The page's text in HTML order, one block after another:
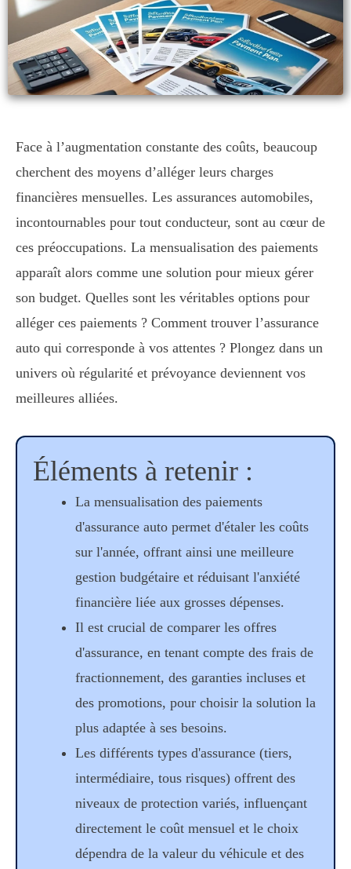
Face à l’augmentation constante des coûts, beaucoup
cherchent des moyens d’alléger leurs charges
financières mensuelles. Les assurances automobiles,
incontournables pour tout conducteur, sont au cœur de
ces préoccupations. La mensualisation des paiements
apparaît alors comme une solution pour mieux gérer
son budget. Quelles sont les véritables options pour
alléger ces paiements ? Comment trouver l’assurance
auto qui corresponde à vos attentes ? Plongez dans un
univers où régularité et prévoyance deviennent vos
meilleures alliées.
Éléments à retenir :
La mensualisation des paiements
d'assurance auto permet d'étaler les coûts
sur l'année, offrant ainsi une meilleure
gestion budgétaire et réduisant l'anxiété
financière liée aux grosses dépenses.
Il est crucial de comparer les offres
d'assurance, en tenant compte des frais de
fractionnement, des garanties incluses et
des promotions, pour choisir la solution la
plus adaptée à ses besoins.
Les différents types d'assurance (tiers,
intermédiaire, tous risques) offrent des
niveaux de protection variés, influençant
directement le coût mensuel et le choix
dépendra de la valeur du véhicule et des